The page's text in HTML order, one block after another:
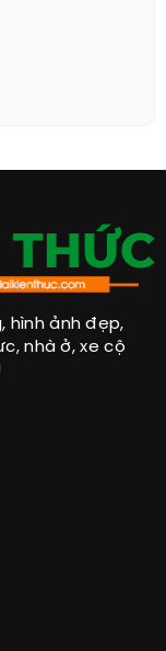
hình ảnh đẹp,
nhà ở, xe cộ